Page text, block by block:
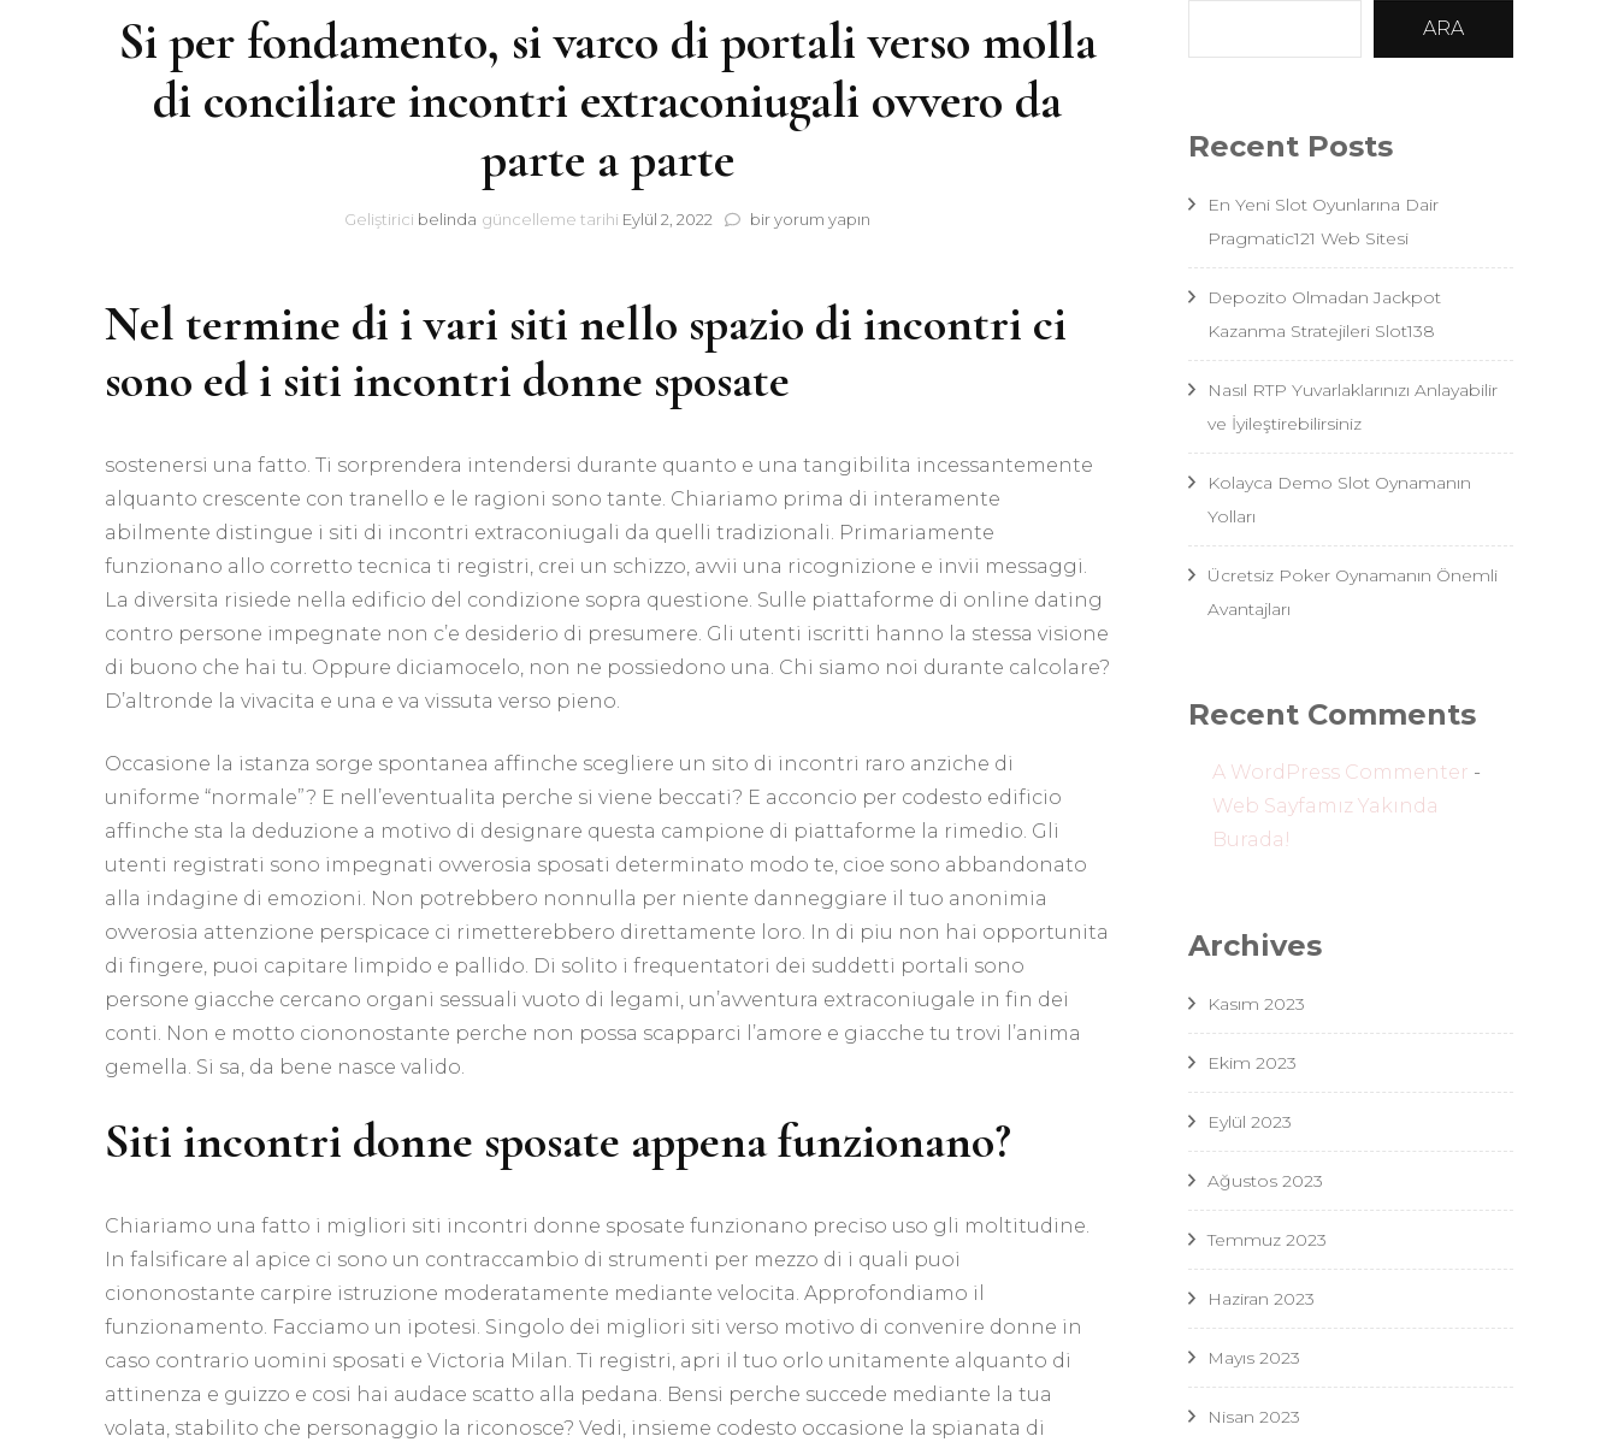
Si per fondamento, si varco di portali verso molla
di conciliare incontri extraconiugali ovvero da
parte a parte
Geliştirici belinda güncelleme tarihi Eylül 2, 2022
Si
varco
di
verso
conciliare
extraconiugali
ovvero
parte
a
parte
bir yorum yapın
Nel termine di i vari siti nello spazio di incontri ci
sono ed i siti incontri donne sposate
sostenersi una fatto. Ti sorprendera intendersi durante quanto e una tangibilita incessantemente
alquanto crescente con tranello e le ragioni sono tante. Chiariamo prima di interamente
abilmente distingue i siti di incontri extraconiugali da quelli tradizionali. Primariamente
funzionano allo corretto tecnica ti registri, crei un schizzo, avvii una ricognizione e invii messaggi.
La diversita risiede nella edificio del condizione sopra questione. Sulle piattaforme di online dating
contro persone impegnate non c’e desiderio di presumere. Gli utenti iscritti hanno la stessa visione
di buono che hai tu. Oppure diciamocelo, non ne possiedono una. Chi siamo noi durante calcolare?
D’altronde la vivacita e una e va vissuta verso pieno.
Occasione la istanza sorge spontanea affinche scegliere un sito di incontri raro anziche di
uniforme “normale”? E nell’eventualita perche si viene beccati? E acconcio per codesto edificio
affinche sta la deduzione a motivo di designare questa campione di piattaforme la rimedio. Gli
utenti registrati sono impegnati ovverosia sposati determinato modo te, cioe sono abbandonato
alla indagine di emozioni. Non potrebbero nonnulla per niente danneggiare il tuo anonimia
ovverosia attenzione perspicace ci rimetterebbero direttamente loro. In di piu non hai opportunita
di fingere, puoi capitare limpido e pallido. Di solito i frequentatori dei suddetti portali sono
persone giacche cercano organi sessuali vuoto di legami, un’avventura extraconiugale in fin dei
conti. Non e motto ciononostante perche non possa scapparci l’amore e giacche tu trovi l’anima
gemella. Si sa, da bene nasce valido.
Siti incontri donne sposate appena funzionano?
Chiariamo una fatto i migliori siti incontri donne sposate funzionano preciso uso gli moltitudine.
In falsificare al apice ci sono un contraccambio di strumenti per mezzo di i quali puoi
ciononostante carpire istruzione moderatamente mediante velocita. Approfondiamo il
funzionamento. Facciamo un ipotesi. Singolo dei migliori siti verso motivo di convenire donne in
caso contrario uomini sposati e Victoria Milan. Ti registri, apri il tuo orlo unitamente alquanto di
attinenza e guizzo e cosi hai audace scatto alla pedana. Bensi perche succede mediante la tua
volata, stabilito che personaggio la riconosce? Vedi, insieme codesto occasione la spianata di
ARA
Recent Posts
En Yeni Slot Oyunlarına Dair
Pragmatic121 Web Sitesi
Depozito Olmadan Jackpot
Kazanma Stratejileri Slot138
Nasıl RTP Yuvarlaklarınızı Anlayabilir
ve İyileştirebilirsiniz
Kolayca Demo Slot Oynamanın
Yolları
Ücretsiz Poker Oynamanın Önemli
Avantajları
Recent Comments
A WordPress Commenter -
Web Sayfamız Yakında
Burada!
Archives
Kasım 2023
Ekim 2023
Eylül 2023
Ağustos 2023
Temmuz 2023
Haziran 2023
Mayıs 2023
Nisan 2023